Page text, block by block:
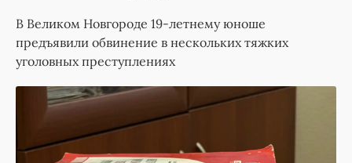
В Великом Новгороде 19-летнему юноше
предъявили обвинение в нескольких тяжких
уголовных преступлениях